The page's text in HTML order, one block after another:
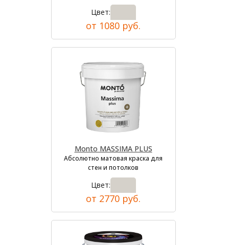
Цвет:
от 1080 руб.
Monto MASSIMA PLUS
Абсолютно матовая краска для
стен и потолков
Цвет:
от 2770 руб.